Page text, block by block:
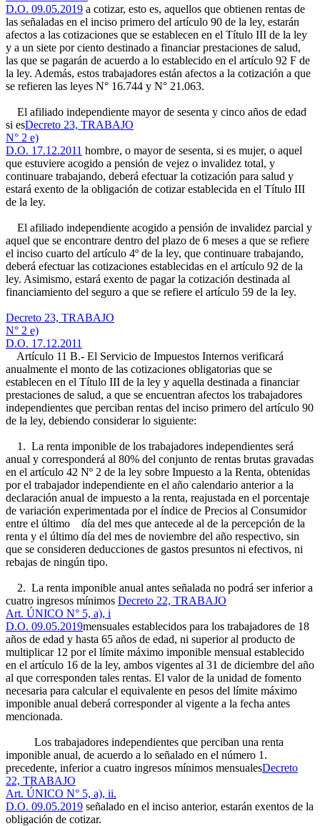
D.O. 09.05.2019 a cotizar, esto es, aquellos que obtienen rentas de
las señaladas en el inciso primero del artículo 90 de la ley, estarán
afectos a las cotizaciones que se establecen en el Título III de la ley
y a un siete por ciento destinado a financiar prestaciones de salud,
las que se pagarán de acuerdo a lo establecido en el artículo 92 F de
la ley. Además, estos trabajadores están afectos a la cotización a que
se refieren las leyes N° 16.744 y N° 21.063.
El afiliado independiente mayor de sesenta y cinco años de edad
si esDecreto 23, TRABAJO
N° 2 e)
D.O. 17.12.2011 hombre, o mayor de sesenta, si es mujer, o aquel
que estuviere acogido a pensión de vejez o invalidez total, y
continuare trabajando, deberá efectuar la cotización para salud y
estará exento de la obligación de cotizar establecida en el Título III
de la ley.
El afiliado independiente acogido a pensión de invalidez parcial y
aquel que se encontrare dentro del plazo de 6 meses a que se refiere
el inciso cuarto del artículo 4º de la ley, que continuare trabajando,
deberá efectuar las cotizaciones establecidas en el artículo 92 de la
ley. Asimismo, estará exento de pagar la cotización destinada al
financiamiento del seguro a que se refiere el artículo 59 de la ley.
Decreto 23, TRABAJO
N° 2 e)
D.O. 17.12.2011
Artículo 11 B.- El Servicio de Impuestos Internos verificará
anualmente el monto de las cotizaciones obligatorias que se
establecen en el Título III de la ley y aquella destinada a financiar
prestaciones de salud, a que se encuentran afectos los trabajadores
independientes que perciban rentas del inciso primero del artículo 90
de la ley, debiendo considerar lo siguiente:
1. La renta imponible de los trabajadores independientes será
anual y corresponderá al 80% del conjunto de rentas brutas gravadas
en el artículo 42 Nº 2 de la ley sobre Impuesto a la Renta, obtenidas
por el trabajador independiente en el año calendario anterior a la
declaración anual de impuesto a la renta, reajustada en el porcentaje
de variación experimentada por el índice de Precios al Consumidor
entre el último día del mes que antecede al de la percepción de la
renta y el último día del mes de noviembre del año respectivo, sin
que se consideren deducciones de gastos presuntos ni efectivos, ni
rebajas de ningún tipo.
2. La renta imponible anual antes señalada no podrá ser inferior a
cuatro ingresos mínimos Decreto 22, TRABAJO
Art. ÚNICO N° 5, a), i
D.O. 09.05.2019mensuales establecidos para los trabajadores de 18
años de edad y hasta 65 años de edad, ni superior al producto de
multiplicar 12 por el límite máximo imponible mensual establecido
en el artículo 16 de la ley, ambos vigentes al 31 de diciembre del año
al que corresponden tales rentas. El valor de la unidad de fomento
necesaria para calcular el equivalente en pesos del límite máximo
imponible anual deberá corresponder al vigente a la fecha antes
mencionada.
Los trabajadores independientes que perciban una renta
imponible anual, de acuerdo a lo señalado en el número 1.
precedente, inferior a cuatro ingresos mínimos mensualesDecreto
22, TRABAJO
Art. ÚNICO N° 5, a), ii.
D.O. 09.05.2019 señalado en el inciso anterior, estarán exentos de la
obligación de cotizar.